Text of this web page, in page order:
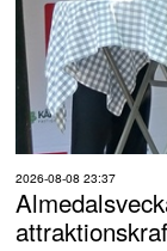
2026-08-08 23:37